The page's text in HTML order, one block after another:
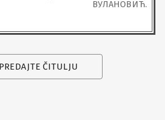
ВУЛАНОВИЋ.
PREDAJTE ČITULJU